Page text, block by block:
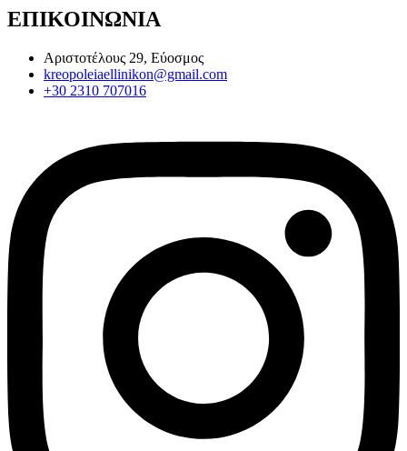
ΕΠΙΚΟΙΝΩΝΙΑ
Αριστοτέλους 29, Εύοσμος
kreopoleiaellinikon@gmail.com
+30 2310 707016